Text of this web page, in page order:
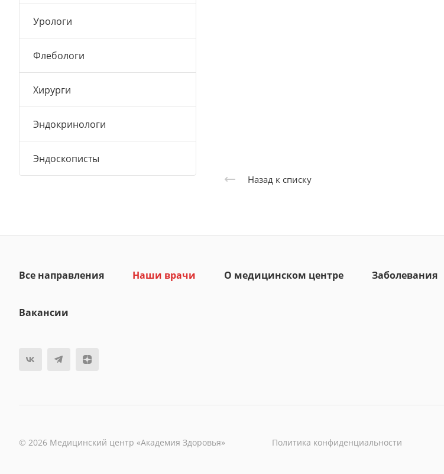
Назад к списку
Урологи
Флебологи
Хирурги
Эндокринологи
Эндоскописты
Все направления Наши врачи О медицинском центре Заболевания
Вакансии
© 2026 Медицинский центр «Академия Здоровья» Политика конфиденциальности